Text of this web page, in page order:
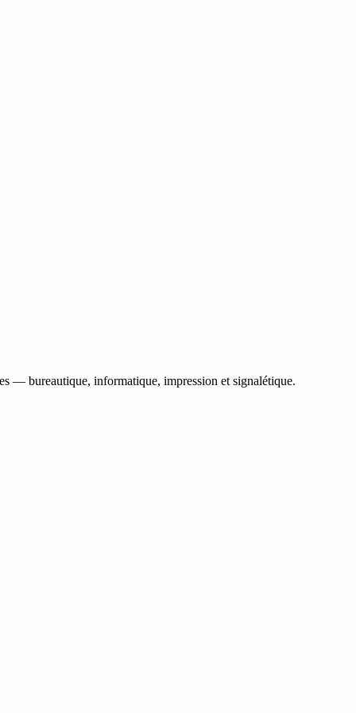
— bureautique, informatique, impression et signalétique.